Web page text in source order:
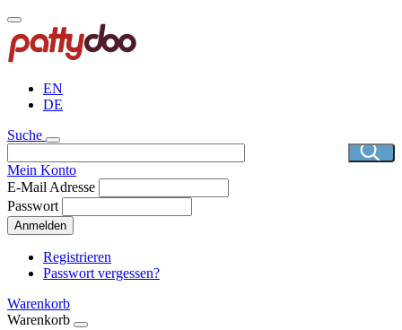
Direkt
zum
Inhalt
EN
DE
Suche
Mein Konto
E-Mail Adresse
Passwort
Anmelden
Registrieren
Passwort vergessen?
Warenkorb
Warenkorb